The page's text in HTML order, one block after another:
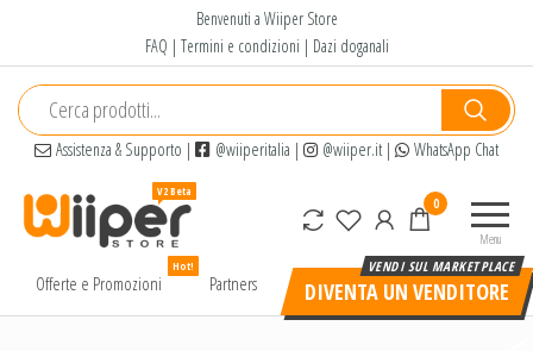
contenuto
Benvenuti a Wiiper Store
FAQ | Termini e condizioni | Dazi doganali
Assistenza & Supporto | @wiiperitalia | @wiiper.it| WhatsApp Chat
alta
Menu
0
Offerte e Promozioni
Hot!
Partners DIVENTA UN VENDITORE